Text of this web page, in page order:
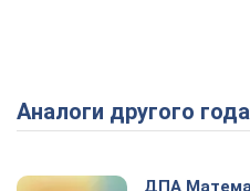
Аналоги другого
ДПА